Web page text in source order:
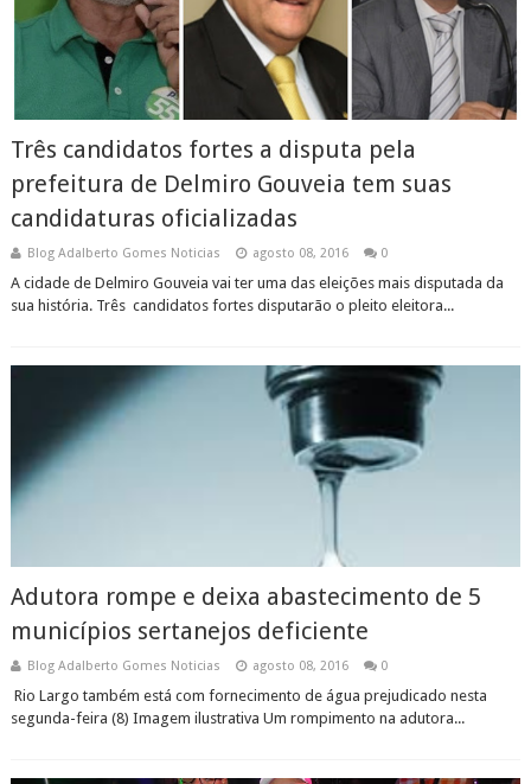
Três candidatos fortes a disputa pela
prefeitura de Delmiro Gouveia tem suas
candidaturas oficializadas
Blog Adalberto Gomes Noticias agosto 08, 2016 0
A cidade de Delmiro Gouveia vai ter uma das eleições mais disputada da
sua história. Três candidatos fortes disputarão o pleito eleitora...
Adutora rompe e deixa abastecimento de 5
municípios sertanejos deficiente
Blog Adalberto Gomes Noticias agosto 08, 2016 0
Rio Largo também está com fornecimento de água prejudicado nesta
segunda-feira (8) Imagem ilustrativa Um rompimento na adutora...